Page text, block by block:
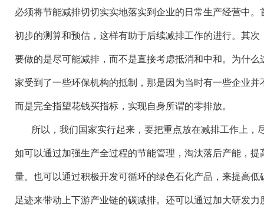
必须将节能减排切切实实地落实到企业的日常生产经营中
初步的测算和预估，这样有助于后续减排工作的进行。其
要做的是尽可能减排，而不是直接考虑抵消和中和。为什
家受到了一些环保机构的抵制，那是因为当时有一些企业
而是完全指望花钱买指标，实现自身所谓的零排放。
所以，我们国家实行起来，要把重点放在减排工作上，
如可以通过加强生产全过程的节能管理，淘汰落后产能，
量。也可以通过积极开发可循环的绿色石化产品，来提高
足迹来带动上下游产业链的碳减排。还可以通过加大研发